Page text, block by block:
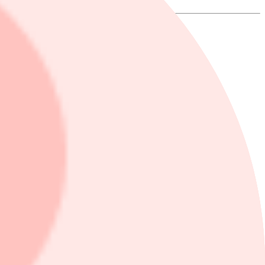
Dagens industri som tagit del av en analys.